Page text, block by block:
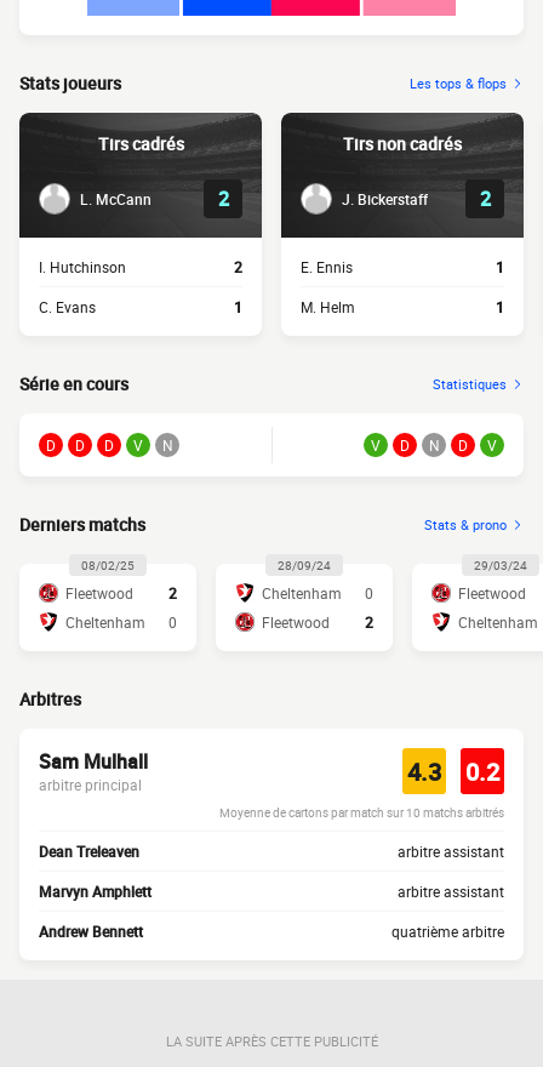
Stats joueurs Les tops & flops
Tirs cadrés
L. McCann 2
I. Hutchinson 2
C. Evans 1
Tirs non cadrés
J. Bickerstaff 2
E. Ennis 1
M. Helm 1
Série en cours Statistiques
D D D V N V D N D V
Derniers matchs Stats & prono
08/02/25
Fleetwood
2
Cheltenham
0
28/09/24
Cheltenham
0
Fleetwood
2
29/03/24
Fleetwood
Cheltenham
Arbitres
Sam Mulhall
arbitre principal 4.3 0.2
Moyenne de cartons par match sur 10 matchs arbitrés
Dean Treleaven arbitre assistant
Marvyn Amphlett arbitre assistant
Andrew Bennett quatrième arbitre
LA SUITE APRÈS CETTE PUBLICITÉ